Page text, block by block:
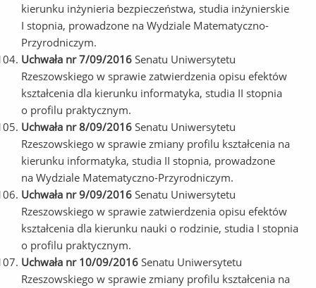
kierunku inżynieria bezpieczeństwa, studia inżynierskie
I stopnia, prowadzone na Wydziale Matematyczno-
Przyrodniczym.
Uchwała nr 7/09/2016 Senatu Uniwersytetu
Rzeszowskiego w sprawie zatwierdzenia opisu efektów
kształcenia dla kierunku informatyka, studia II stopnia
o profilu praktycznym.
Uchwała nr 8/09/2016 Senatu Uniwersytetu
Rzeszowskiego w sprawie zmiany profilu kształcenia na
kierunku informatyka, studia II stopnia, prowadzone
na Wydziale Matematyczno-Przyrodniczym.
Uchwała nr 9/09/2016 Senatu Uniwersytetu
Rzeszowskiego w sprawie zatwierdzenia opisu efektów
kształcenia dla kierunku nauki o rodzinie, studia I stopnia
o profilu praktycznym.
Uchwała nr 10/09/2016 Senatu Uniwersytetu
Rzeszowskiego w sprawie zmiany profilu kształcenia na